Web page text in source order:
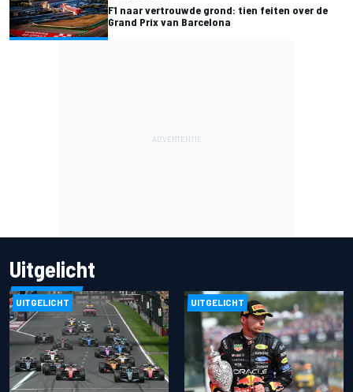
F1 naar vertrouwde grond: tien feiten over de
Grand Prix van Barcelona
Uitgelicht
UITGELICHT UITGELICHT